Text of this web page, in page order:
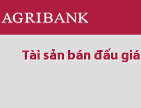
Tài sản bán đấu giá
Tài sản bán đấu giá
Tài sản bán đấu giá